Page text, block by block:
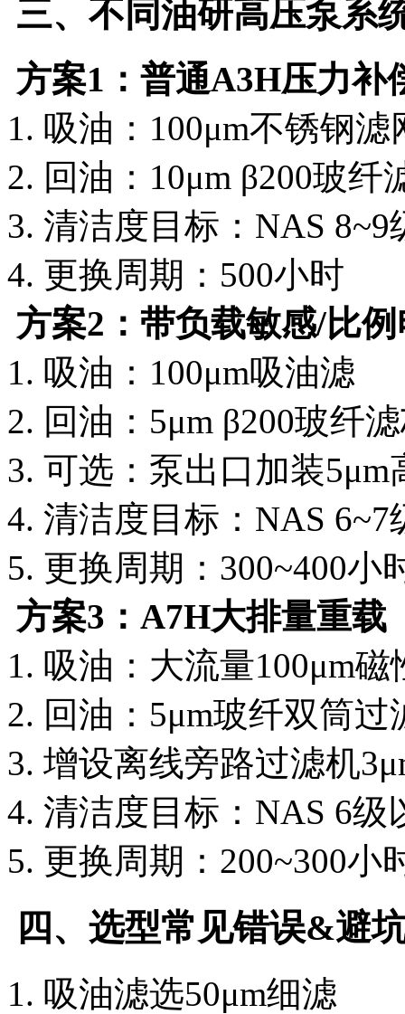
三、不同油研高压泵系
方案1：普通A3H压力补
1. 吸油：100μm不锈钢滤
2. 回油：10μm β200玻
3. 清洁度目标：NAS 8~9
4. 更换周期：500小时
方案2：带负载敏感/比
1. 吸油：100μm吸油滤
2. 回油：5μm β200玻纤
3. 可选：泵出口加装5μm
4. 清洁度目标：NAS 6~7
5. 更换周期：300~400小
方案3：A7H大排量重载
1. 吸油：大流量100μm磁
2. 回油：5μm玻纤双筒
3. 增设离线旁路过滤机
4. 清洁度目标：NAS 6级
5. 更换周期：200~300小
四、选型常见错误&避
1. 吸油滤选50μm细滤